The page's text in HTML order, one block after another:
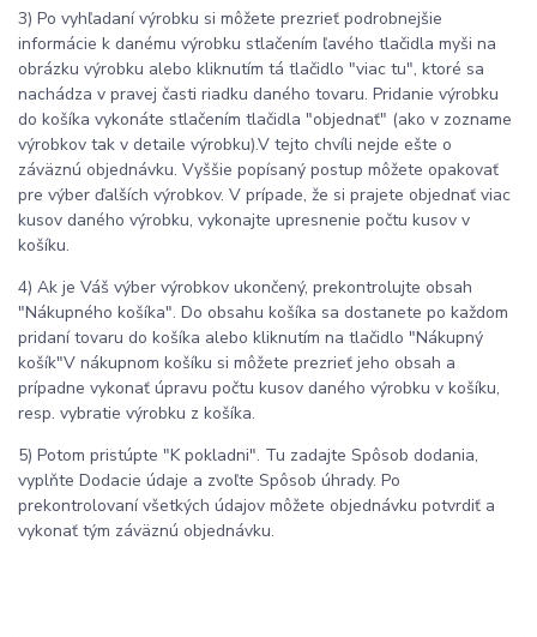
3) Po vyhľadaní výrobku si môžete prezrieť podrobnejšie
informácie k danému výrobku stlačením ľavého tlačidla myši na
obrázku výrobku alebo kliknutím tá tlačidlo "viac tu", ktoré sa
nachádza v pravej časti riadku daného tovaru. Pridanie výrobku
do košíka vykonáte stlačením tlačidla "objednať" (ako v zozname
výrobkov tak v detaile výrobku).V tejto chvíli nejde ešte o
záväznú objednávku. Vyššie popísaný postup môžete opakovať
pre výber ďalších výrobkov. V prípade, že si prajete objednať viac
kusov daného výrobku, vykonajte upresnenie počtu kusov v
košíku.
4) Ak je Váš výber výrobkov ukončený, prekontrolujte obsah
"Nákupného košíka". Do obsahu košíka sa dostanete po každom
pridaní tovaru do košíka alebo kliknutím na tlačidlo "Nákupný
košík"V nákupnom košíku si môžete prezrieť jeho obsah a
prípadne vykonať úpravu počtu kusov daného výrobku v košíku,
resp. vybratie výrobku z košíka.
5) Potom pristúpte "K pokladni". Tu zadajte Spôsob dodania,
vyplňte Dodacie údaje a zvoľte Spôsob úhrady. Po
prekontrolovaní všetkých údajov môžete objednávku potvrdiť a
vykonať tým záväznú objednávku.